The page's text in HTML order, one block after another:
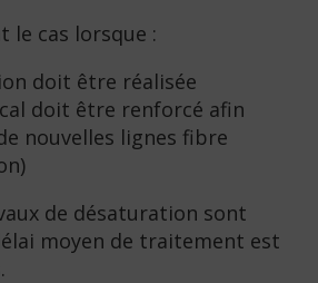
le cas lorsque :
doit être réalisée
doit être renforcé afin
nouvelles lignes fibre
de désaturation sont
moyen de traitement est